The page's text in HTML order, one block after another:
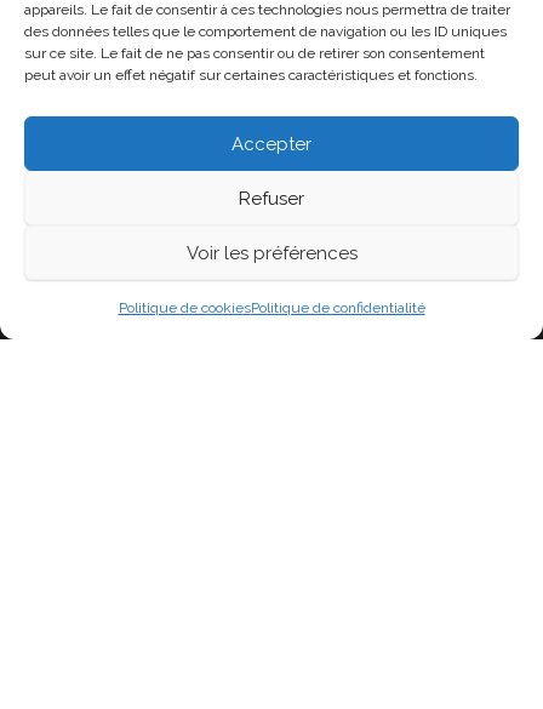
appareils. Le fait de consentir à ces technologies nous permettra de traiter
des données telles que le comportement de navigation ou les ID uniques
sur ce site. Le fait de ne pas consentir ou de retirer son consentement
peut avoir un effet négatif sur certaines caractéristiques et fonctions.
Accepter
Refuser
Voir les préférences
Politique de cookiesPolitique de confidentialité
Connexion
Flux des publications
Flux des commentaires
Fièrement propulsé parWordPress
Blog